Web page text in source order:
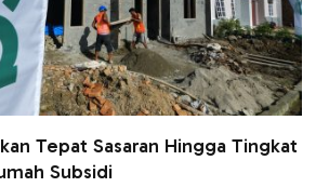
Tepat Sasaran Hingga Tingkat
Subsidi